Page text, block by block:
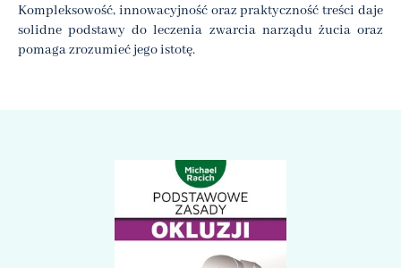
Kompleksowość, innowacyjność oraz praktyczność treści daje
solidne podstawy do leczenia zwarcia narządu żucia oraz
pomaga zrozumieć jego istotę.